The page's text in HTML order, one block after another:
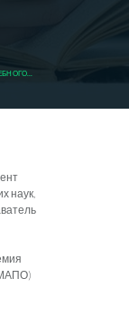
наук,